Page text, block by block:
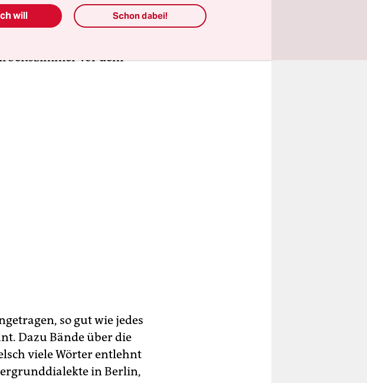
jemand kennt, Rotwelsch,
vor dem
so gut wie jedes
Dazu Bände über die
viele Wörter entlehnt
in Berlin,
will Schon dabei!